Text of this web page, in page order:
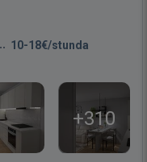
10-18€/stunda
+310